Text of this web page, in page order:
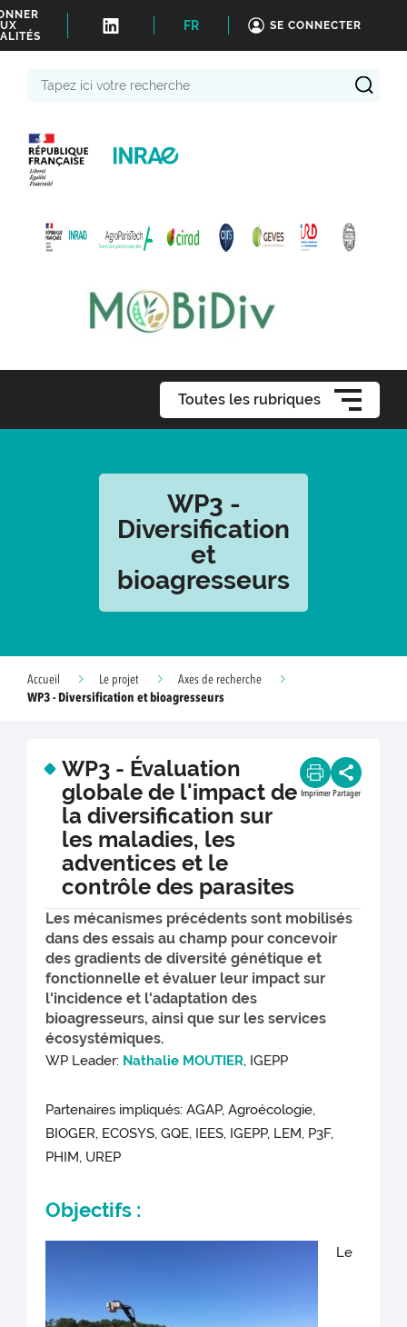
FR SE CONNECTER
Toutes les rubriques
WP3 -
Diversification
et
bioagresseurs
Accueil Le projet
Axes de recherche
WP3 - Diversification et bioagresseurs
WP3 - Évaluation
globale de l'impact de
la diversification sur
les maladies, les
adventices et le
contrôle des parasites
Imprimer Partager
Les mécanismes précédents sont mobilisés
dans des essais au champ pour concevoir
des gradients de diversité génétique et
fonctionnelle et évaluer leur impact sur
l'incidence et l'adaptation des
bioagresseurs, ainsi que sur les services
écosystémiques.
WP Leader: Nathalie MOUTIER, IGEPP
Partenaires impliqués: AGAP, Agroécologie,
BIOGER, ECOSYS, GQE, IEES, IGEPP, LEM, P3F,
PHIM, UREP
Objectifs :
Le